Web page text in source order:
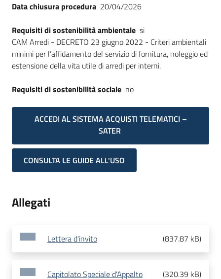
Data chiusura procedura 20/04/2026
Requisiti di sostenibilità ambientale si
CAM Arredi - DECRETO 23 giugno 2022 - Criteri ambientali
minimi per l’affidamento del servizio di fornitura, noleggio ed
estensione della vita utile di arredi per interni.
Requisiti di sostenibilità sociale no
ACCEDI AL SISTEMA ACQUISTI TELEMATICI –
SATER
CONSULTA LE GUIDE ALL'USO
Allegati
Lettera d'invito (837.87 kB)
Capitolato Speciale d'Appalto (320.39 kB)